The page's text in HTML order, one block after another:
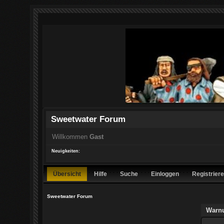
Sweetwater Forum
Willkommen Gast
Neuigkeiten:
Übersicht Hilfe Suche Einloggen
Sweetwater Forum